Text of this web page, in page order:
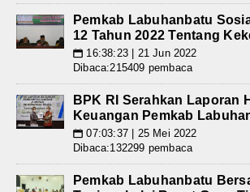
Pemkab Labuhanbatu
12 Tahun 2022 Tentang
📅 16:38:23 | 21 Jun 2022
Dibaca:215409 pembaca
BPK RI Serahkan Laporan
Keuangan Pemkab
📅 07:03:37 | 25 Mei 2022
Dibaca:132299 pembaca
Pemkab Labuhanbatu